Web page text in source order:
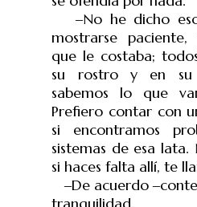
‒No he dicho eso
mostrarse
que le costaba;
su rostro y en su
sabemos lo que
Prefiero contar con
si encontramos
sistemas de esa
si haces falta allí, te
‒De acuerdo